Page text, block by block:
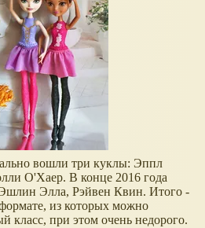
вошли три куклы: Эппл
О'Хаер. В конце 2016 года
Элла, Рэйвен Квин. Итого -
из которых можно
класс, при этом очень недорого.